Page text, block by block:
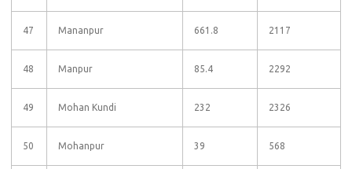
47 Mananpur 661.8 2117
48 Manpur 85.4 2292
49 Mohan Kundi 232 2326
50 Mohanpur 39 568